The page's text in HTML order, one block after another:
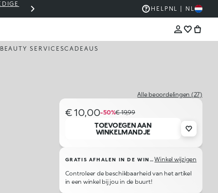
THE KIKO SALE: TOT -50%
HELP NL | NL
BEAUTY SERVICESCADEAUS
Alle beoordelingen (27)
€ 10,00-50%€ 19,99
TOEVOEGEN AAN
WINKELMANDJE
GRATIS AFHALEN IN DE WINKEL Winkel wijzigen
Controleer de beschikbaarheid van het artikel
in een winkel bij jou in de buurt!